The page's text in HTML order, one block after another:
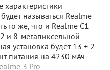
называться Realme
то же, что и Realme C1
и 8-мегапиксельной
установка будет 13 + 2
питания на 4230 мАч.
3 Pro